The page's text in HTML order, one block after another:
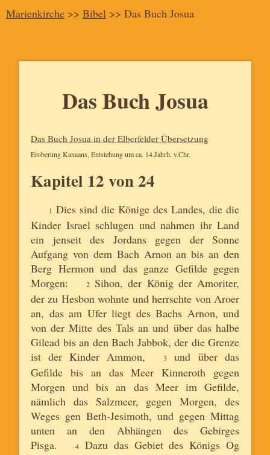
Das Buch Josua
Das Buch Josua in der Elberfelder Übersetzung
Eroberung Kanaans, Entstehung um ca. 14.Jahrh. v.Chr.
Kapitel 12 von 24
1 Dies sind die Könige des Landes, die die
Kinder Israel schlugen und nahmen ihr Land
ein jenseit des Jordans gegen der Sonne
Aufgang von dem Bach Arnon an bis an den
Berg Hermon und das ganze Gefilde gegen
Morgen:
2 Sihon, der König der Amoriter,
der zu Hesbon wohnte und herrschte von Aroer
an, das am Ufer liegt des Bachs Arnon, und
von der Mitte des Tals an und über das halbe
Gilead bis an den Bach Jabbok, der die Grenze
ist der Kinder Ammon,
3
und über das
Gefilde bis an das Meer Kinneroth gegen
Morgen und bis an das Meer im Gefilde,
nämlich das Salzmeer, gegen Morgen, des
Weges gen Beth-Jesimoth, und gegen Mittag
unten an den Abhängen des Gebirges
Pisga.
4
Dazu das Gebiet des Königs Og
Marienkirche >> Bibel >> Das Buch Josua